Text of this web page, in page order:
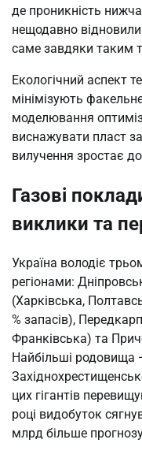
де проникність
нещодавно
саме завдяки таким
Екологічний аспект
мінімізують
моделювання
виснажувати пласт
вилучення зростає
Газові
виклики та
Україна володіє
регіонами:
(Харківська,
% запасів),
Франківська) та
Найбільші родовища
цих гігантів
році видобуток
млрд більше